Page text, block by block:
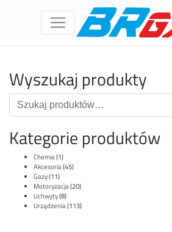
Wyszukaj produkty
Kategorie produktów
Chemia(1)
Akcesoria(45)
Gazy(11)
Motoryzacja(20)
Uchwyty(8)
Urządzenia(113)